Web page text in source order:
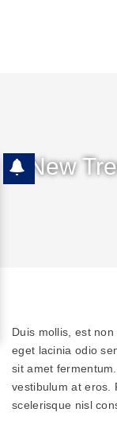
New
Duis mollis, est
eget lacinia odio
sit amet
vestibulum at eros.
scelerisque nisl